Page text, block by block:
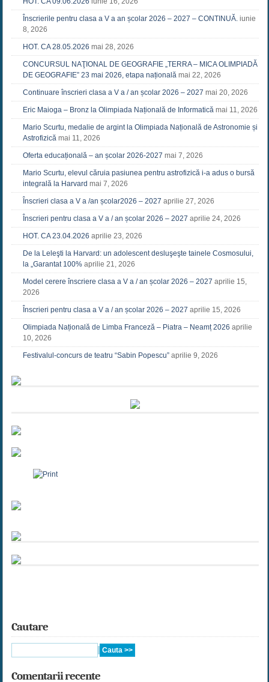
Înscrierile pentru clasa a V a an școlar 2026 – 2027 – CONTINUĂ. iunie
8, 2026
HOT. CA 28.05.2026 mai 28, 2026
CONCURSUL NAŢIONAL DE GEOGRAFIE „TERRA – MICA OLIMPIADĂ
DE GEOGRAFIE” 23 mai 2026, etapa națională mai 22, 2026
Continuare înscrieri clasa a V a / an școlar 2026 – 2027 mai 20, 2026
Eric Maioga – Bronz la Olimpiada Națională de Informatică mai 11, 2026
Mario Scurtu, medalie de argint la Olimpiada Națională de Astronomie și
Astrofizică mai 11, 2026
Oferta educațională – an școlar 2026-2027 mai 7, 2026
Mario Scurtu, elevul căruia pasiunea pentru astrofizică i-a adus o bursă
integrală la Harvard mai 7, 2026
Înscrieri clasa a V a /an școlar2026 – 2027 aprilie 27, 2026
Înscrieri pentru clasa a V a / an școlar 2026 – 2027 aprilie 24, 2026
HOT. CA 23.04.2026 aprilie 23, 2026
De la Leleşti la Harvard: un adolescent desluşeşte tainele Cosmosului,
la „Garantat 100% aprilie 21, 2026
Model cerere înscriere clasa a V a / an școlar 2026 – 2027 aprilie 15,
2026
Înscrieri pentru clasa a V a / an școlar 2026 – 2027 aprilie 15, 2026
Olimpiada Națională de Limba Franceză – Piatra – Neamț 2026 aprilie
10, 2026
Festivalul-concurs de teatru “Sabin Popescu” aprilie 9, 2026
Cautare
Comentarii recente